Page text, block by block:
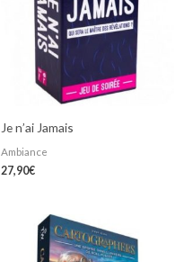
Je n’ai Jamais
Ambiance
27,90€